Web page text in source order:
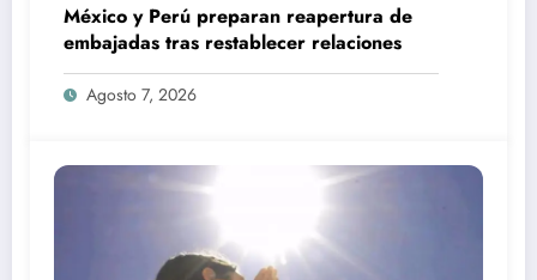
México y Perú preparan reapertura de
embajadas tras restablecer relaciones
Agosto 7, 2026